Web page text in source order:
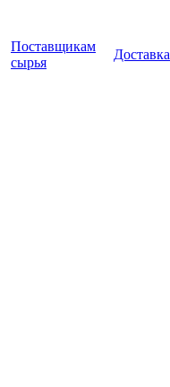
Поставщикам
сырья
Доставка